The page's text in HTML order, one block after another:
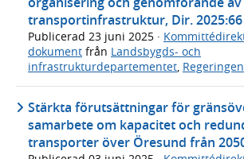
transportinfrastruktur, Dir. 2025:66
Publicerad 23 juni 2025 ·
dokument från Landsbygds- och
infrastrukturdepartementet Regeringen
Stärkta förutsättningar för
samarbete om kapacitet och
transporter över Öresund från